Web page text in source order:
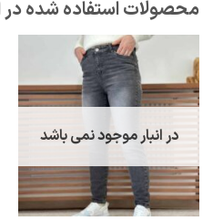
در انبار موجود نمی باشد